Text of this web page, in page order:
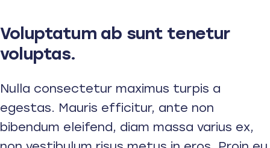
Voluptatum ab sunt tenetur
voluptas.
Nulla consectetur maximus turpis a
egestas. Mauris efficitur, ante non
bibendum eleifend, diam massa varius ex,